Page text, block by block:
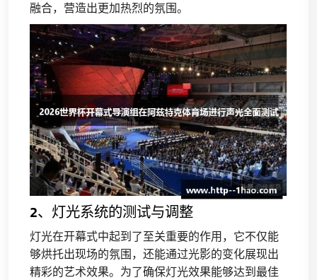
融合，营造出更加热烈的氛围。
2、灯光系统的测试与调整
灯光在开幕式中起到了至关重要的作用，它不仅能
够烘托出现场的氛围，还能通过光影的变化展现出
精彩的艺术效果。为了确保灯光效果能够达到最佳